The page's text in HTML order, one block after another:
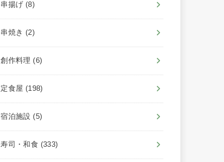
串揚げ (8)
串焼き (2)
創作料理 (6)
定食屋 (198)
宿泊施設 (5)
寿司・和食 (333)